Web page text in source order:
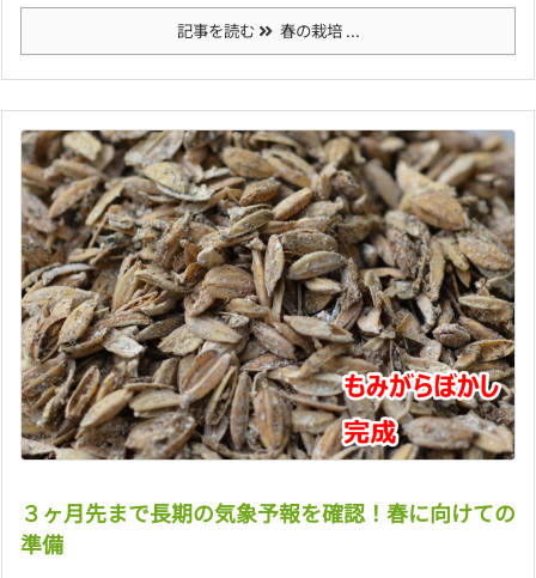
記事を読む 春の栽培 ...
３ヶ月先まで長期の気象予報を確認！春に向けての
準備